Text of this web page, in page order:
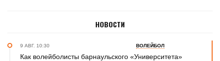
НОВОСТИ
9 АВГ. 10:30 ВОЛЕЙБОЛ
Как волейболисты барнаульского «Университета»